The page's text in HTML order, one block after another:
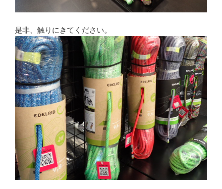
是非、触りにきてください。